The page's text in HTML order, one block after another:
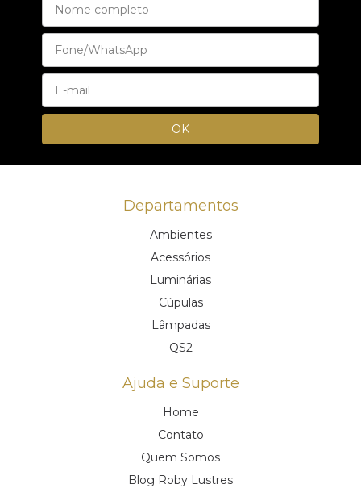
Departamentos
Ambientes
Acessórios
Luminárias
Cúpulas
Lâmpadas
QS2
Ajuda e Suporte
Home
Contato
Quem Somos
Blog Roby Lustres